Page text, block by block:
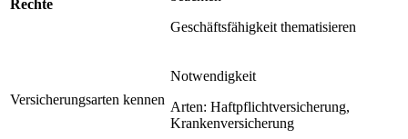
Rechte
Geschäftsfähigkeit thematisieren
Versicherungsarten kennen
Notwendigkeit
Arten: Haftpflichtversicherung,
Krankenversicherung